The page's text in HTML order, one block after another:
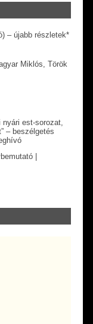
– újabb részletek*
Miklós, Török
est-sorozat,
– beszélgetés
|